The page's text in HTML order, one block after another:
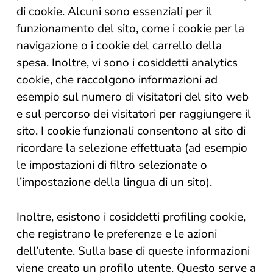
di cookie. Alcuni sono essenziali per il
funzionamento del sito, come i cookie per la
navigazione o i cookie del carrello della
spesa. Inoltre, vi sono i cosiddetti analytics
cookie, che raccolgono informazioni ad
esempio sul numero di visitatori del sito web
e sul percorso dei visitatori per raggiungere il
sito. I cookie funzionali consentono al sito di
ricordare la selezione effettuata (ad esempio
le impostazioni di filtro selezionate o
l’impostazione della lingua di un sito).
Inoltre, esistono i cosiddetti profiling cookie,
che registrano le preferenze e le azioni
dell’utente. Sulla base di queste informazioni
viene creato un profilo utente. Questo serve a